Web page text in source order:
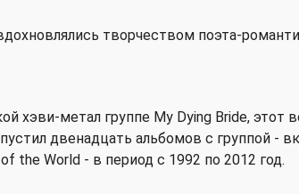
творчеством поэта-
хэви-метал группе My Dying Bride, этот
двенадцать альбомов с группой -
the World - в период с 1992 по 2012 год.